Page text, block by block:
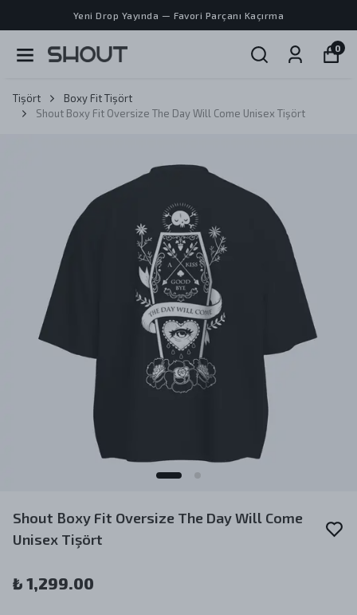
Yeni Drop Yayında — Favori Parçanı Kaçırma
0
Tişört
Boxy Fit Tişört
Shout Boxy Fit Oversize The Day Will Come Unisex Tişört
Shout Boxy Fit Oversize The Day Will Come
Unisex Tişört
₺ 1,299.00